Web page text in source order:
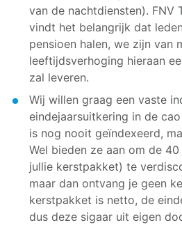
van de nachtdiensten). FNV
vindt het belangrijk dat
pensioen halen, we zijn van
leeftijdsverhoging hieraan
zal leveren.
Wij willen graag een vaste
eindejaarsuitkering in de
is nog nooit geïndexeerd,
Wel bieden ze aan om de
jullie kerstpakket) te
maar dan ontvang je geen
kerstpakket is netto, de
dus deze sigaar uit eigen